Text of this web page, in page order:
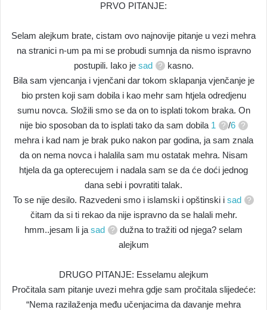
PRVO PITANJE:
Selam alejkum brate, cistam ovo najnovije pitanje u vezi mehra
na stranici n-um pa mi se probudi sumnja da nismo ispravno
postupili. Iako je sad
kasno.
Bila sam vjencanja i vjenčani dar tokom sklapanja vjenčanje je
bio prsten koji sam dobila i kao mehr sam htjela odredjenu
sumu novca. Složili smo se da on to isplati tokom braka. On
nije bio sposoban da to isplati tako da sam dobila 1 /6
mehra i kad nam je brak puko nakon par godina, ja sam znala
da on nema novca i halalila sam mu ostatak mehra. Nisam
htjela da ga opterecujem i nadala sam se da će doći jednog
dana sebi i povratiti talak.
To se nije desilo. Razvedeni smo i islamski i opštinski i sad
čitam da si ti rekao da nije ispravno da se halali mehr.
hmm..jesam li ja sad
dužna to tražiti od njega? selam
alejkum
DRUGO PITANJE: Esselamu alejkum
Pročitala sam pitanje uvezi mehra gdje sam pročitala slijedeće:
“Nema razilaženja među učenjacima da davanje mehra